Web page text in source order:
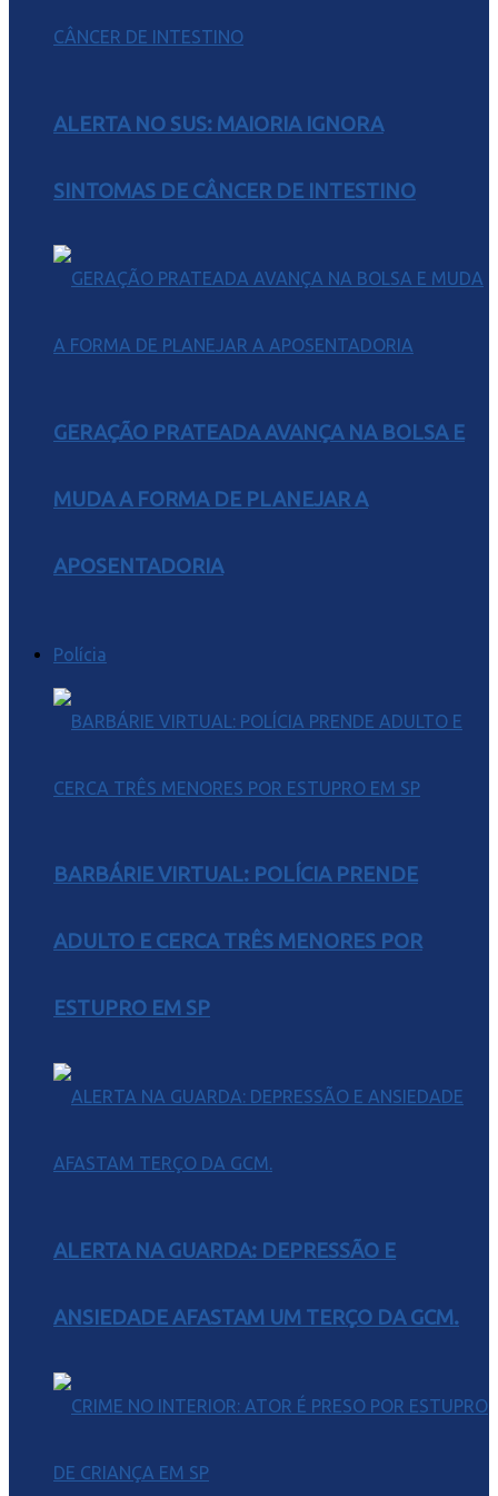
ALERTA NO SUS: MAIORIA IGNORA
SINTOMAS DE CÂNCER DE INTESTINO
GERAÇÃO PRATEADA AVANÇA NA BOLSA E
MUDA A FORMA DE PLANEJAR A
APOSENTADORIA
Polícia
BARBÁRIE VIRTUAL: POLÍCIA PRENDE
ADULTO E CERCA TRÊS MENORES POR
ESTUPRO EM SP
ALERTA NA GUARDA: DEPRESSÃO E
ANSIEDADE AFASTAM UM TERÇO DA GCM.